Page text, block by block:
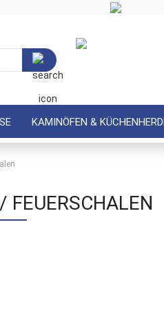
Suche...
KAMINÖFEN &
FEUERSCHALEN